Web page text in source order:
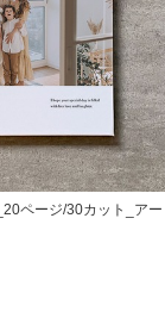
ページ/30カット_アー